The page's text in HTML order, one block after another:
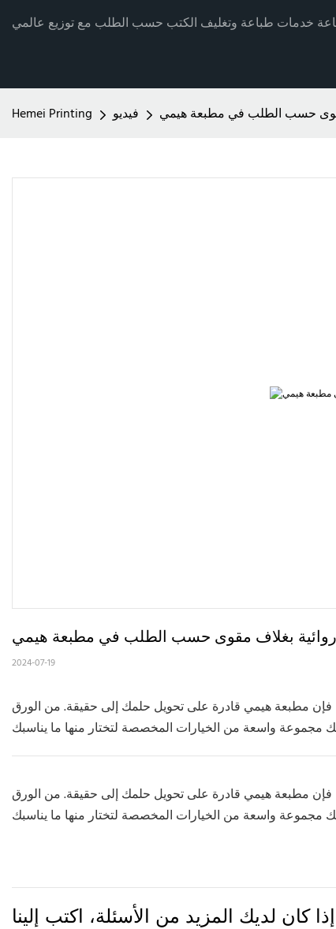
Hemei Printing فيديو حسب الطلب في مطبعة هيمي
بغلاف مقوى حسب الطلب في مطبعة هيمي
2024-07-19
مطبعة هيمي قادرة على تحويل حلمك إلى حقيقة. من الورق
مطبعة هيمي قادرة على تحويل حلمك إلى حقيقة. من الورق
إذا كان لديك المزيد من الأسئلة، اكتب إلينا